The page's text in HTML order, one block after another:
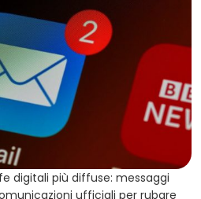
digitali più diffuse: messaggi
ufficiali per rubare